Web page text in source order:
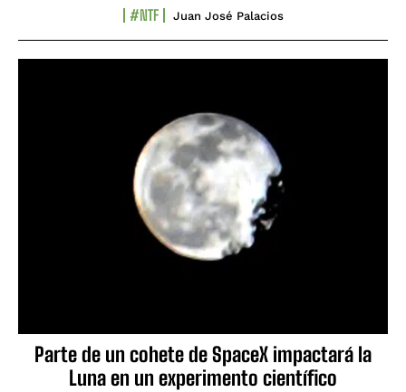
#NTF Juan José Palacios
Parte de un cohete de SpaceX impactará la
Luna en un experimento científico